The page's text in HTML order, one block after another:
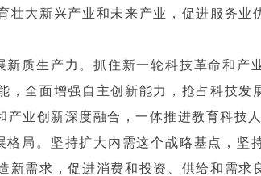
壮大新兴产业和未来产业，促进服务业
质生产力。抓住新一轮科技革命和产
，全面增强自主创新能力，抢占科技发
业创新深度融合，一体推进教育科技
局。坚持扩大内需这个战略基点，坚
需求，促进消费和投资、供给和需求